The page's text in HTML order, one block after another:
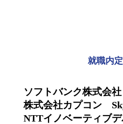
就職内
ソフトバンク株式会社
株式会社カプコン
NTTイノベーティブ